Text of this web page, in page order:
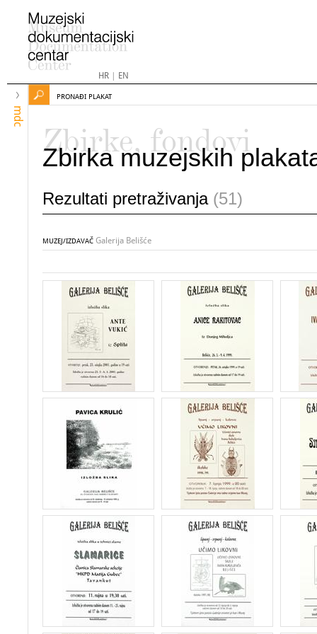
HR| EN
mdc
PRONAĐI PLAKAT
Zbirke, fondovi
Zbirka muzejskih
Rezultati pretraživanja (51)
MUZEJ/IZDAVAČ Galerija Belišće